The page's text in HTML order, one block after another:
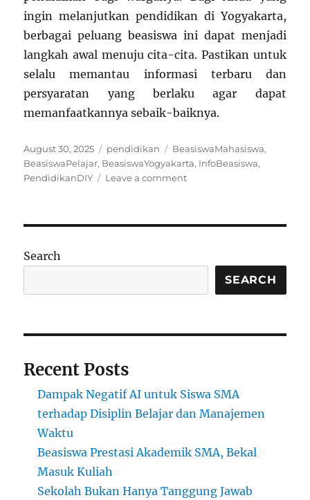
ingin melanjutkan pendidikan di Yogyakarta,
berbagai peluang beasiswa ini dapat menjadi
langkah awal menuju cita-cita. Pastikan untuk
selalu memantau informasi terbaru dan
persyaratan yang berlaku agar dapat
memanfaatkannya sebaik-baiknya.
Posted
on
August 30, 2025 Categories
pendidikan Tags
BeasiswaMahasiswa,
BeasiswaPelajar, BeasiswaYogyakarta, InfoBeasiswa,
PendidikanDIY
Leave a commenton
Dari
ke
Search
SEARCH
Recent Posts
Dampak Negatif AI untuk Siswa SMA
terhadap Disiplin Belajar dan Manajemen
Waktu
Beasiswa Prestasi Akademik SMA, Bekal
Masuk Kuliah
Sekolah Bukan Hanya Tanggung Jawab